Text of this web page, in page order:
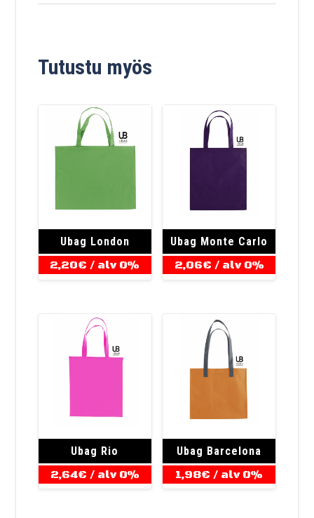
Tutustu myös
Ubag London
2,20€ / alv 0%
Ubag Monte Carlo
2,06€ / alv 0%
Ubag Rio
2,64€ / alv 0%
Ubag Barcelona
1,98€ / alv 0%